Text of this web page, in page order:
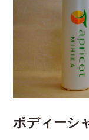
ボディーシ